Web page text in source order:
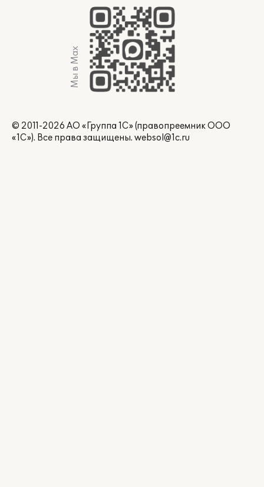
Мы в Max
© 2011-2026 АО «Группа 1С» (правопреемник ООО
«1С»). Все права защищены. websol@1c.ru